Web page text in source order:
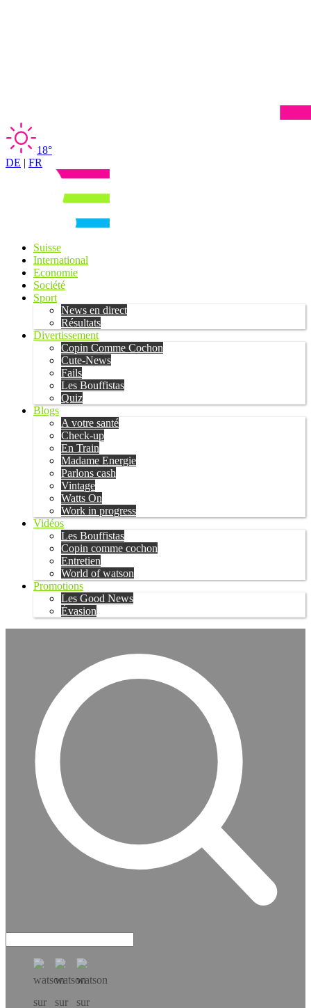
18°
DE | FR
Suisse
International
Economie
Société
Sport
News en direct
Résultats
Divertissement
Copin Comme Cochon
Cute-News
Fails
Les Bouffistas
Quiz
Blogs
A votre santé
Check-up
En Train
Madame Energie
Parlons cash
Vintage
Watts On
Work in progress
Vidéos
Les Bouffistas
Copin comme cochon
Entretien
World of watson
Promotions
Les Good News
Évasion